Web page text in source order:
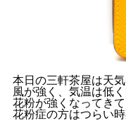
本日の三軒茶屋は天気
風が強く、気温は低
花粉が強くなってき
花粉症の方はつらい